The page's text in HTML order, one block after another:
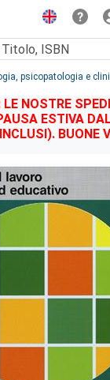
psicopatologia e
NOSTRE
ESTIVA
BUONE